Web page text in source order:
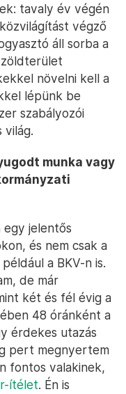
tavaly év végén
végző
áll sorba a
növelni kell a
lépünk be
szabályozói
világ.
munka vagy
jelentős
és nem csak a
a BKV-n is.
de már
két és fél évig a
48 óránként a
érdekes utazás
pert megnyertem
fontos valakinek,
ítélet. Én is